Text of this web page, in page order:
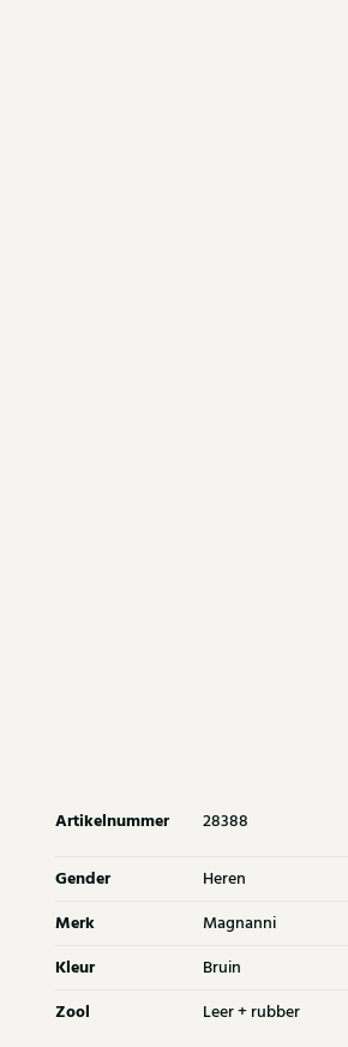
Artikelnummer 28388
Gender Heren
Merk Magnanni
Kleur Bruin
Zool Leer + rubber